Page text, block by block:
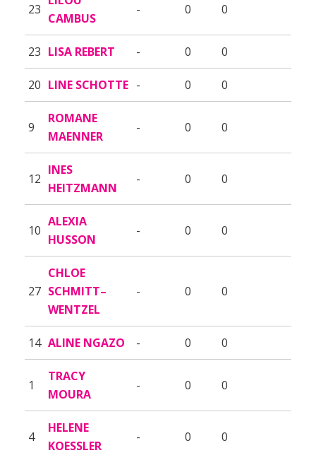
23
CAMBUS
- 0 0
23 LISA REBERT - 0 0
20 LINE SCHOTTE - 0 0
9
ROMANE
MAENNER
- 0 0
12
INES
HEITZMANN
- 0 0
10
ALEXIA
HUSSON
- 0 0
27
CHLOE
SCHMITT–
WENTZEL
- 0 0
14 ALINE NGAZO - 0 0
1
TRACY
MOURA
- 0 0
4
HELENE
KOESSLER
- 0 0